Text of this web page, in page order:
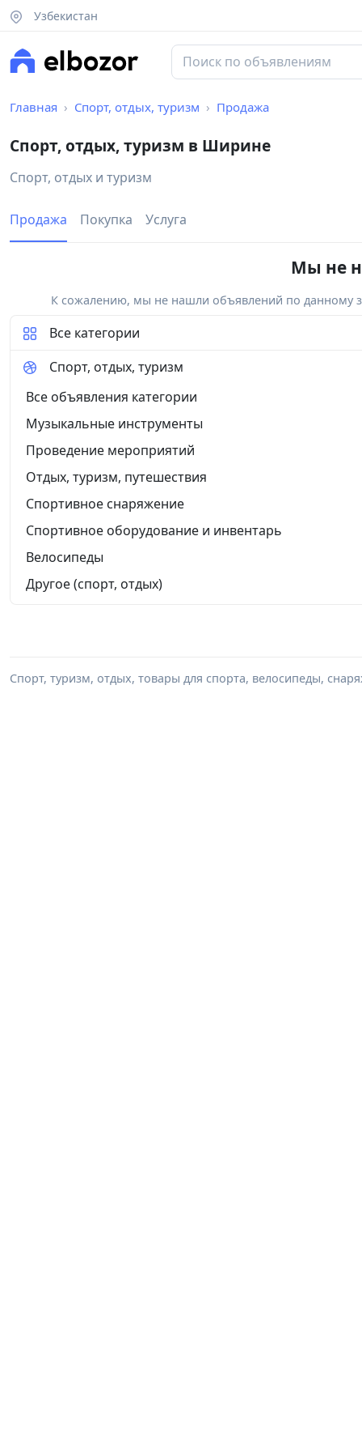
Узбекистан
Главная Спорт, отдых, туризм Продажа
Спорт, отдых, туризм в Ширине
Спорт, отдых и туризм
Продажа Покупка Услуга
Мы не
К сожалению, мы не нашли объявлений по данному
Все категории
Спорт, отдых, туризм
Все объявления категории
Музыкальные инструменты
Проведение мероприятий
Отдых, туризм, путешествия
Спортивное снаряжение
Спортивное оборудование и инвентарь
Велосипеды
Другое (спорт, отдых)
Спорт, туризм, отдых, товары для спорта, велосипеды,